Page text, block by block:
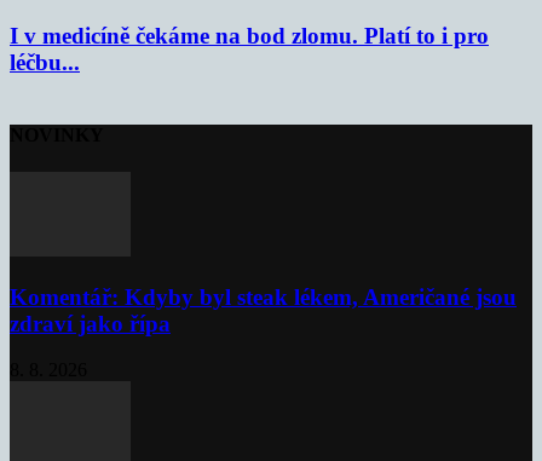
I v medicíně čekáme na bod zlomu. Platí to i pro
léčbu...
Komentář: Kdyby byl steak lékem, Američané jsou
zdraví jako řípa